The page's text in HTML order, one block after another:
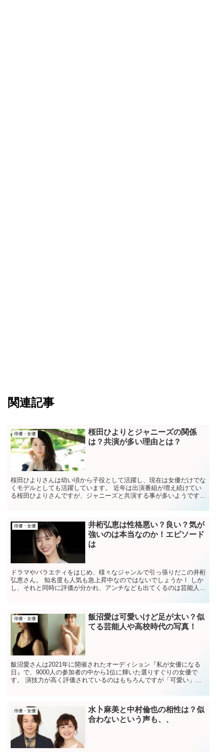
関連記事
俳優・女優
桜田ひよりとジャニーズの関係
は？共演が多い理由とは？
桜田ひよりさんは幼い頃から子役として活躍し、現在は女優だけでな
くモデルとしても活躍しています。 近年は出演番組が増え続けてい
る桜田ひよりさんですが、ジャニーズと共演する事が多いようです。
俳優・女優
井桁弘恵は性格悪い？良い？気が
強いのは本当なのか！エピソード
は
ドラマやバラエティをはじめ、様々なジャンルで引っ張りだこの井桁
弘恵さん。 知名度も人気も急上昇中なのではないでしょうか！ しか
し、それと同時に評価が分かれ、アンチなども出てくるのは芸能人の
俳優・女優
飯沼愛は可愛いけど足が太い？似
てる芸能人や高校時代の写真！
飯沼愛さんは2021年に開催されたオーディション『私が女優になる
日』で、9000人の参加者の中から1位に輝いた選りすぐりの女優で
す。 演技力が高く評価されているのはもちろんですが「可愛い」と
俳優・女優
水卜麻美と中村倫也の相性は？似
合わないという声も、、